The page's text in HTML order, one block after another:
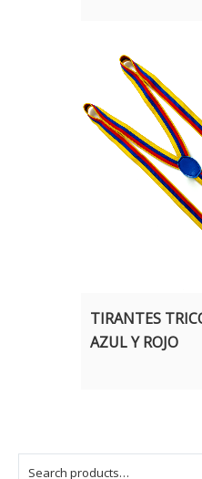
TIRANTES
AZUL Y ROJO